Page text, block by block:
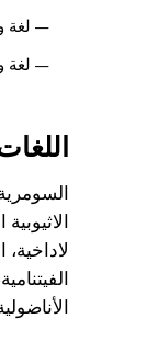
— لغة
— لغة
لاداخية،